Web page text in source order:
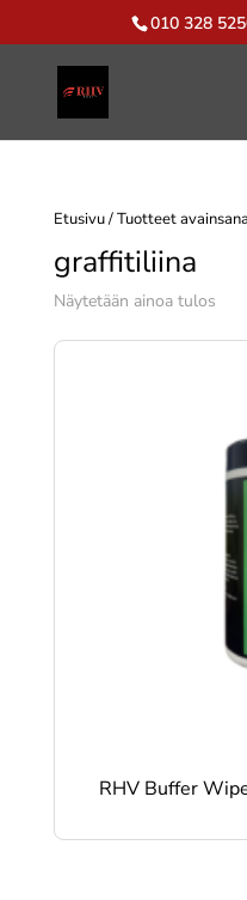
010 328
Etusivu/ Tuotteet
graffitiliina
Näytetään ainoa tulos
RHV Buffer